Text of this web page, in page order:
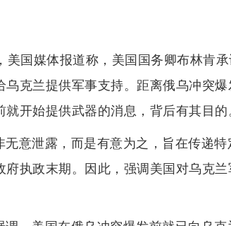
美国媒体报道称，美国国务卿布林肯
乌克兰提供军事支持。距离俄乌冲突
开始提供武器的消息，背后有其目的
无意泄露，而是有意为之，旨在传递
府执政末期。因此，强调美国对乌克